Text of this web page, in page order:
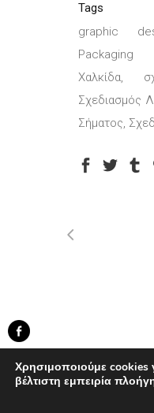
Tags
graphic
Packaging
Χαλκίδα,
Σχεδιασμός
Σήματος,
...developed byBWD
Χρησιμοποιούμε
βέλτιστη εμπειρία